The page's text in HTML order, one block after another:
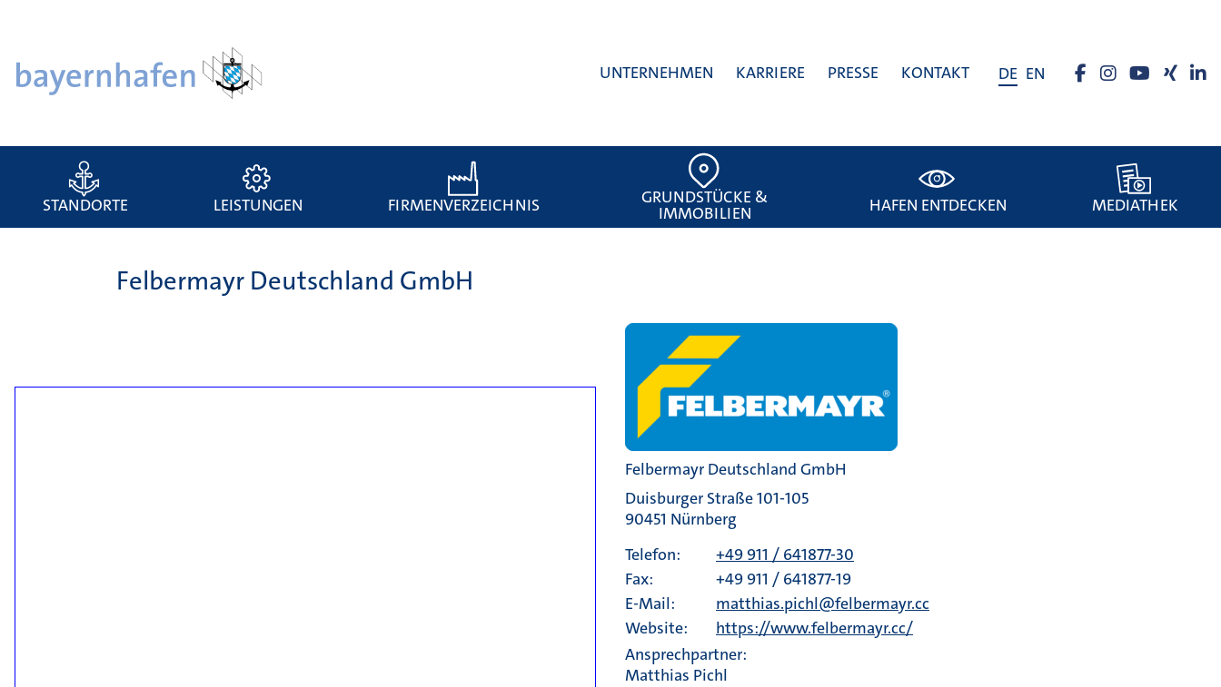
UNTERNEHMEN KARRIERE PRESSE KONTAKT DE EN
STANDORTE LEISTUNGEN FIRMENVERZEICHNIS GRUNDSTÜCKE &
IMMOBILIEN HAFEN ENTDECKEN MEDIATHEK
Felbermayr Deutschland GmbH
Felbermayr Deutschland GmbH
Duisburger Straße 101-105
90451 Nürnberg
Telefon:
+49 911 / 641877-30
Fax:
+49 911 / 641877-19
E-Mail:
matthias.pichl@felbermayr.cc
Website:
https://www.felbermayr.cc/
Ansprechpartner:
Matthias Pichl